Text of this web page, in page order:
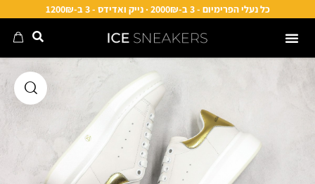
כל נעלי הפרימיום - 3 ב-2000₪ · נייק ואדידס - 3 ב-1200₪